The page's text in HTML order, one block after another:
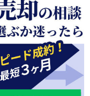
の種類と計算方法
率
社に支払う手数料・報
準備と流れ